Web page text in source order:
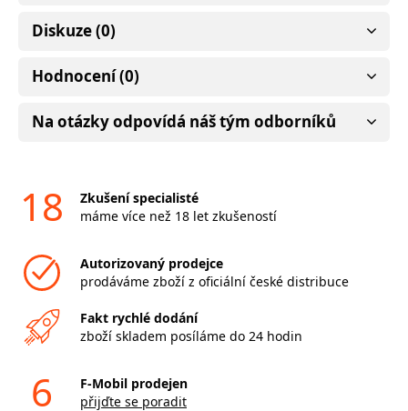
Diskuze (0)
Hodnocení (0)
Na otázky odpovídá náš tým odborníků
18
Zkušení specialisté
máme více než 18 let zkušeností
Autorizovaný prodejce
prodáváme zboží z oficiální české distribuce
Fakt rychlé dodání
zboží skladem posíláme do 24 hodin
6
F-Mobil prodejen
přijďte se poradit